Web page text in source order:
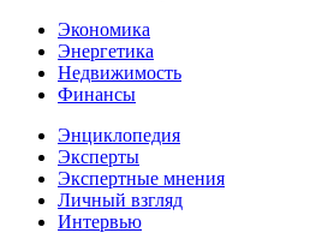
Экономика
Энергетика
Недвижимость
Финансы
Энциклопедия
Эксперты
Экспертные мнения
Личный взгляд
Интервью